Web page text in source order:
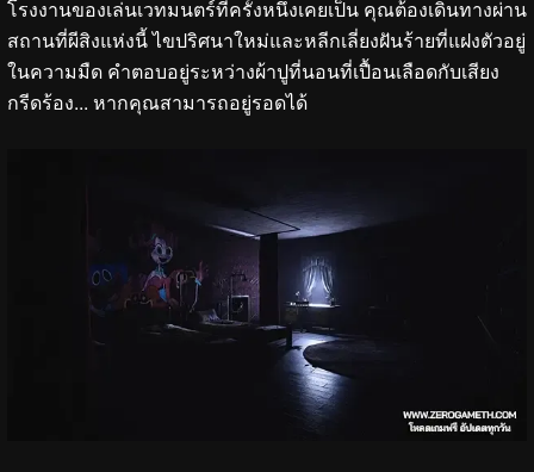
โรงงานของเล่นเวทมนตร์ที่ครั้งหนึ่งเคยเป็น คุณต้องเดินทางผ่าน
สถานที่ผีสิงแห่งนี้ ไขปริศนาใหม่และหลีกเลี่ยงฝันร้ายที่แฝงตัวอยู่
ในความมืด คำตอบอยู่ระหว่างผ้าปูที่นอนที่เปื้อนเลือดกับเสียง
กรีดร้อง... หากคุณสามารถอยู่รอดได้